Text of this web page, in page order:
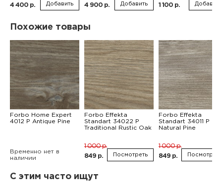
4 400 р. Добавить 4 900 р. Добавить 1 100 р. Добавить
Похожие товары
Forbo Home Expert
4012 P Antique Pine
Временно нет в
наличии
Forbo Effekta
Standart 34022 P
Traditional Rustic Oak
1 000 р.
849 р.
Посмотреть
Forbo Effekta
Standart 34011 P
Natural Pine
1 000 р.
849 р.
Посмотреть
С этим часто ищут